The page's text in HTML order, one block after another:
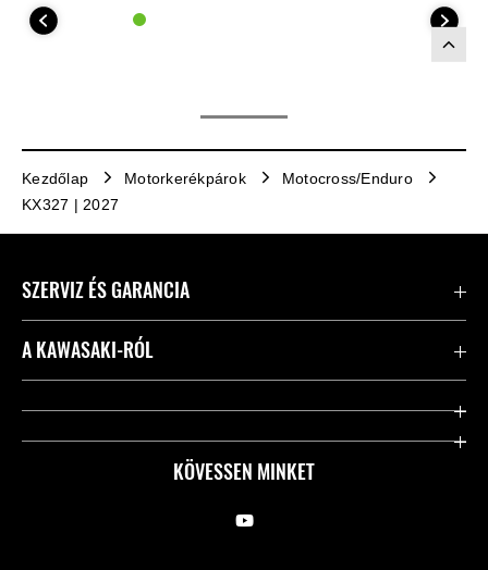
alacsonyabb tömege és egyszerűbb karbantartása
Kezdőlap Motorkerékpárok
Motocross/Enduro
KX327 | 2027
KÖVESSEN MINKET
SZERVIZ ÉS GARANCIA
Kapcsolat
Hasznos linkek
A KAWASAKI-RÓL
Vállalatunk